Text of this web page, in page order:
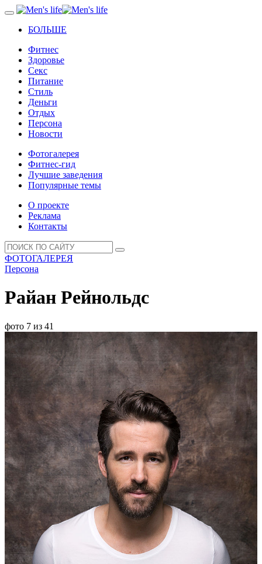
БОЛЬШЕ
Фитнес
Здоровье
Секс
Питание
Стиль
Деньги
Отдых
Персона
Новости
Фотогалерея
Фитнес-гид
Лучшие заведения
Популярные темы
О проекте
Реклама
Контакты
ФОТОГАЛЕРЕЯ
Персона
Райан Рейнольдс
фото 7 из 41